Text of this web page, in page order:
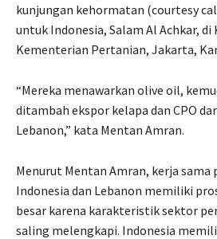
kunjungan kehormatan (courtesy
untuk Indonesia, Salam Al Achkar,
Kementerian Pertanian, Jakarta,
“Mereka menawarkan olive oil,
ditambah ekspor kelapa dan CPO
Lebanon,” kata Mentan Amran.
Menurut Mentan Amran, kerja
Indonesia dan Lebanon memiliki
besar karena karakteristik sektor
saling melengkapi. Indonesia